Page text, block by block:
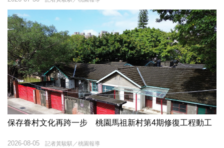
保存眷村文化再跨一步 桃園馬祖新村第4期修復工程動工
記者黃駿騏／桃園報導
2026-08-05